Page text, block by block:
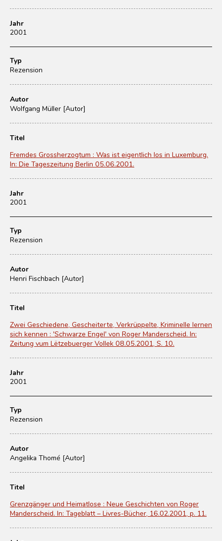
Jahr
2001
Typ
Rezension
Autor
Wolfgang Müller [Autor]
Titel
Fremdes Grossherzogtum : Was ist eigentlich los in Luxemburg.
In: Die Tageszeitung Berlin 05.06.2001.
Jahr
2001
Typ
Rezension
Autor
Henri Fischbach [Autor]
Titel
Zwei Geschiedene, Gescheiterte, Verkrüppelte, Kriminelle lernen
sich kennen : 'Schwarze Engel' von Roger Manderscheid. In:
Zeitung vum Lëtzebuerger Vollek 08.05.2001, S. 10.
Jahr
2001
Typ
Rezension
Autor
Angelika Thomé [Autor]
Titel
Grenzgänger und Heimatlose : Neue Geschichten von Roger
Manderscheid. In: Tageblatt – Livres-Bücher, 16.02.2001, p. 11.